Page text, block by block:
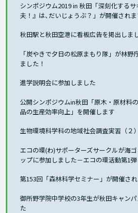
シンポジウム2019 in 秋田「深刻化する
夫！』は､だいじょうぶ？」が開催され
秋田駅と秋田空港に看板広告を掲出しま
「炭やきで夕日の松原まもり隊」が林野
ました！
進学説明会に参加しました
公開シンポジウムin秋田「原木・原材料
品の生産効率向上」を開催します
生物環境科学科の地域社会調査実習（２
エコの環(わ)サポーターズサークルが海
ップに参加しました－エコの環活動第1
第153回「森林科学セミナー」が開催さ
御所野学院中学校の3年生が秋田キャン
た